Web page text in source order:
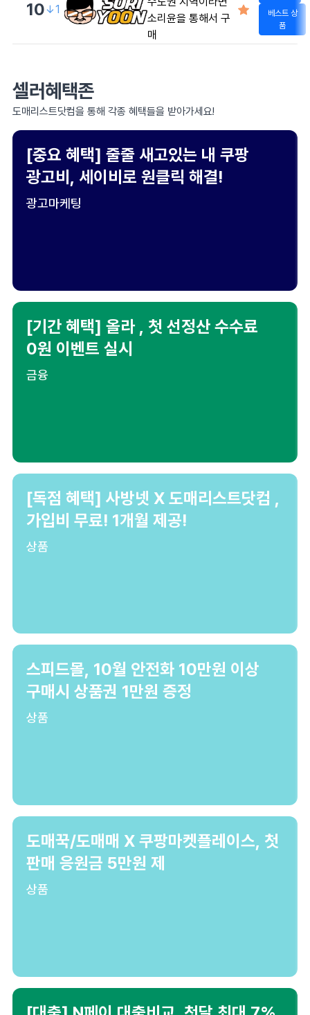
10↓1
소리윤을 통해서 구
매
베스트 상
품
셀러혜택존
도매리스트닷컴을 통해 각종 혜택들을 받아가세요!
[중요 혜택] 줄줄 새고있는 내 쿠팡
광고비, 세이비로 원클릭 해결!
광고마케팅
[기간 혜택] 올라 , 첫 선정산 수수료
0원 이벤트 실시
금융
[독점 혜택] 사방넷 X 도매리스트닷컴 ,
가입비 무료! 1개월 제공!
상품
스피드몰, 10월 안전화 10만원 이상
구매시 상품권 1만원 증정
상품
도매꾹/도매매 X 쿠팡마켓플레이스, 첫
판매 응원금 5만원 제
상품